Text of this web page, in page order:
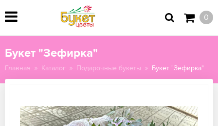
0
Букет "Зефирка"
Главная Каталог Подарочные букеты Букет "Зефирка"